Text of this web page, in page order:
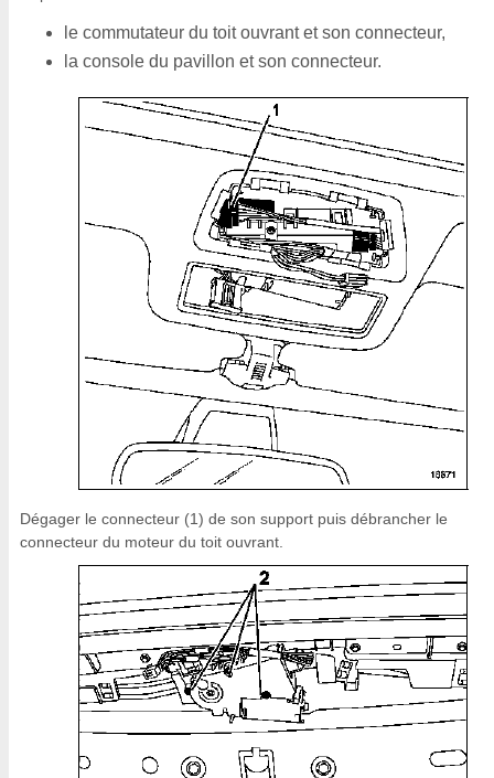
le commutateur du toit ouvrant et son connecteur,
la console du pavillon et son connecteur.
Dégager le connecteur (1) de son support puis débrancher le
connecteur du moteur du toit ouvrant.